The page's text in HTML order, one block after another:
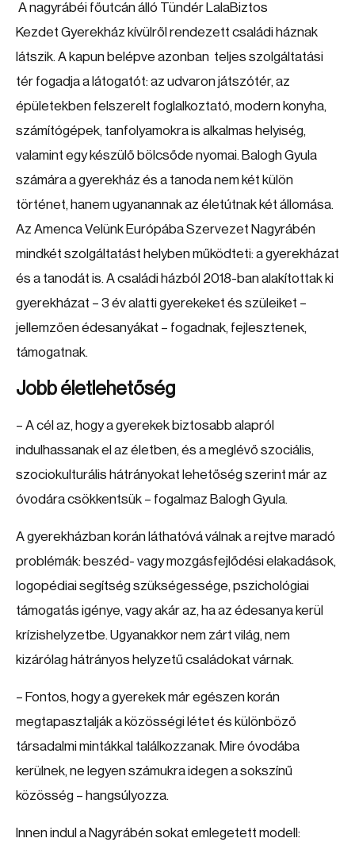
A nagyrábéi főutcán álló Tündér LalaBiztos
Kezdet Gyerekház kívülről rendezett családi háznak
látszik. A kapun belépve azonban teljes szolgáltatási
tér fogadja a látogatót: az udvaron játszótér, az
épületekben felszerelt foglalkoztató, modern konyha,
számítógépek, tanfolyamokra is alkalmas helyiség,
valamint egy készülő bölcsőde nyomai. Balogh Gyula
számára a gyerekház és a tanoda nem két külön
történet, hanem ugyanannak az életútnak két állomása.
Az Amenca Velünk Európába Szervezet Nagyrábén
mindkét szolgáltatást helyben működteti: a gyerekházat
és a tanodát is. A családi házból 2018-ban alakítottak ki
gyerekházat – 3 év alatti gyerekeket és szüleiket –
jellemzően édesanyákat – fogadnak, fejlesztenek,
támogatnak.
Jobb életlehetőség
– A cél az, hogy a gyerekek biztosabb alapról
indulhassanak el az életben, és a meglévő szociális,
szociokulturális hátrányokat lehetőség szerint már az
óvodára csökkentsük – fogalmaz Balogh Gyula.
A gyerekházban korán láthatóvá válnak a rejtve maradó
problémák: beszéd- vagy mozgásfejlődési elakadások,
logopédiai segítség szükségessége, pszichológiai
támogatás igénye, vagy akár az, ha az édesanya kerül
krízishelyzetbe. Ugyanakkor nem zárt világ, nem
kizárólag hátrányos helyzetű családokat várnak.
– Fontos, hogy a gyerekek már egészen korán
megtapasztalják a közösségi létet és különböző
társadalmi mintákkal találkozzanak. Mire óvodába
kerülnek, ne legyen számukra idegen a sokszínű
közösség – hangsúlyozza.
Innen indul a Nagyrábén sokat emlegetett modell: